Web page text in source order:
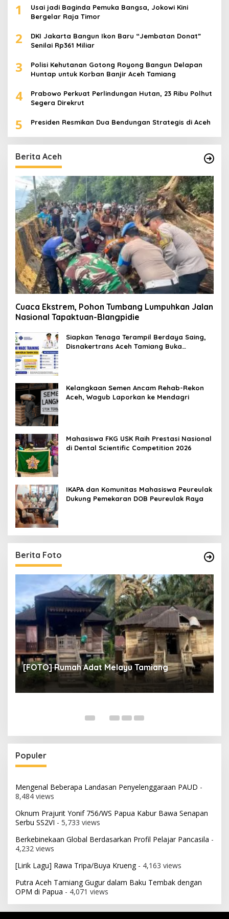
1
Usai jadi Baginda Pemuka Bangsa, Jokowi Kini
Bergelar Raja Timor
2
DKI Jakarta Bangun Ikon Baru “Jembatan Donat”
Senilai Rp361 Miliar
3
Polisi Kehutanan Gotong Royong Bangun Delapan
Huntap untuk Korban Banjir Aceh Tamiang
4
Prabowo Perkuat Perlindungan Hutan, 23 Ribu Polhut
Segera Direkrut
5 Presiden Resmikan Dua Bendungan Strategis di Aceh
Berita Aceh
Cuaca Ekstrem, Pohon Tumbang Lumpuhkan Jalan
Nasional Tapaktuan-Blangpidie
Siapkan Tenaga Terampil Berdaya Saing,
Disnakertrans Aceh Tamiang Buka
Kelangkaan Semen Ancam Rehab-Rekon
Aceh, Wagub Laporkan ke Mendagri
Mahasiswa FKG USK Raih Prestasi Nasional
di Dental Scientific Competition 2026
IKAPA dan Komunitas Mahasiswa Peureulak
Dukung Pemekaran DOB Peureulak Raya
Berita Foto
[FOTO] Rumah Adat Melayu Tamiang
Populer
Mengenal Beberapa Landasan Penyelenggaraan PAUD -
8,484 views
Oknum Prajurit Yonif 756/WS Papua Kabur Bawa Senapan
Serbu SS2VI - 5,733 views
Berkebinekaan Global Berdasarkan Profil Pelajar Pancasila -
4,232 views
[Lirik Lagu] Rawa Tripa/Buya Krueng- 4,163 views
Putra Aceh Tamiang Gugur dalam Baku Tembak dengan
OPM di Papua - 4,071 views